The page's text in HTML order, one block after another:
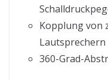
Kopplung von
Lautsprechern
360-Grad-